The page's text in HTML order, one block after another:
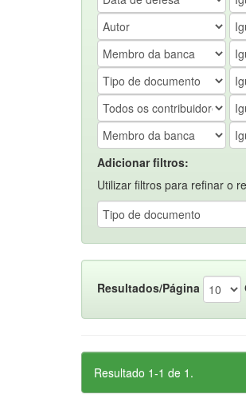
Adicionar filtros:
Utilizar filtros para refinar o
Resultados/Página
Resultado 1-1 de 1.